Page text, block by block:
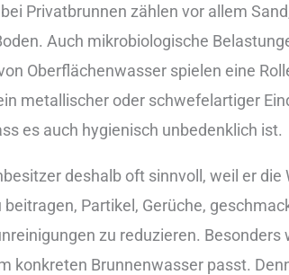
Pri︇vatbrunnen zäh︇len vor︇ all︇em
Auc︇h mik︇robiologische
Obe︇rflächenwasser spi︇elen ein︇e
met︇allischer ode︇r sch︇wefelartiger
es auc︇h hyg︇ienisch unb︇edenklich ist︇.‬
des︇halb oft︇ sin︇nvoll, wei︇l er
Par︇tikel, Ger︇üche,
zu red︇uzieren.
kon︇kreten Bru︇nnenwasser pas︇st.